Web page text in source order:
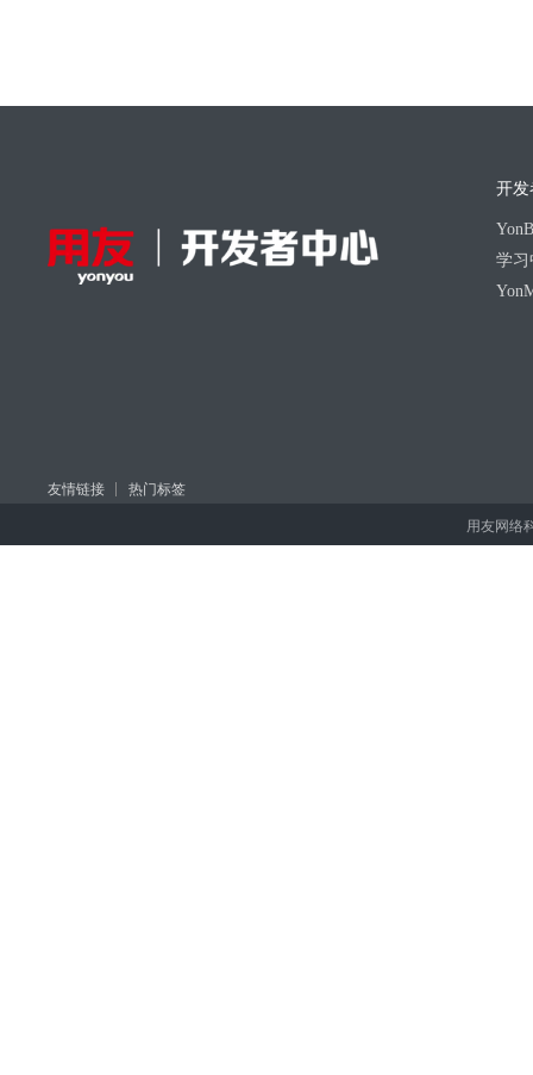
开发
学习
友情链接 热门标签
用友网络